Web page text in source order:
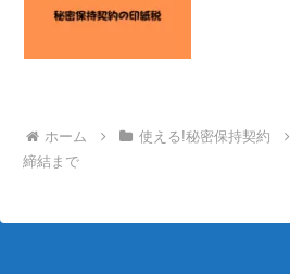
ホーム 使える!秘密保持契約
締結まで